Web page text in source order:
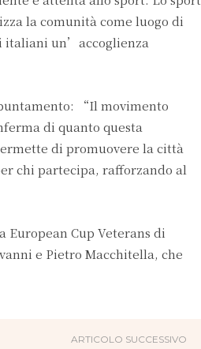
la comunità come luogo di
italiani un’accoglienza
“Il movimento
di quanto questa
di promuovere la città
chi partecipa, rafforzando al
Cup Veterans di
e Pietro Macchitella, che
ARTICOLO SUCCESSIVO